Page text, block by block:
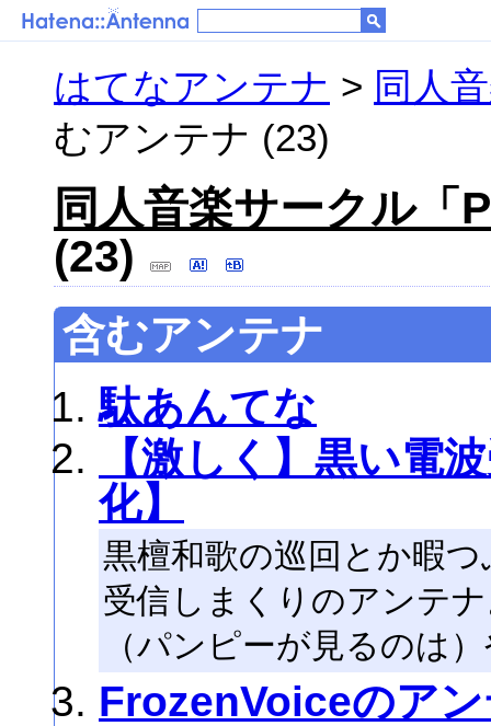
はてなアンテナ > 同人
むアンテナ (23)
同人音楽サークル「
(23)
含むアンテナ
駄あんてな
【激しく】黒い電
化】
黒檀和歌の巡回とか暇
受信しまくりのアンテ
（パンピーが見るのは
FrozenVoiceのア